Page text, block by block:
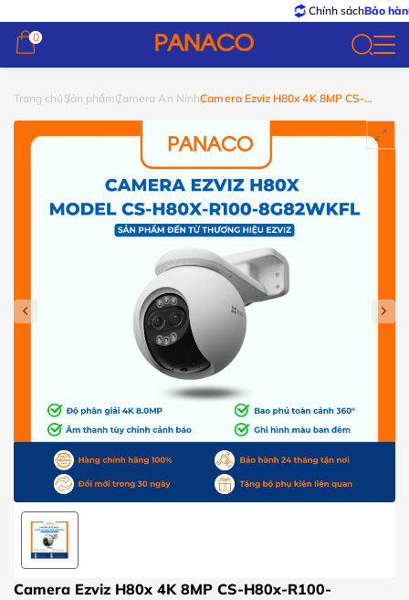
Chính sáchBảo hành – Đổi
0
0
Trang chủ Sản phẩmCamera An NinhCamera Ezviz H80x 4K 8MP CS-
Camera Ezviz H80x 4K 8MP CS-H80x-R100-